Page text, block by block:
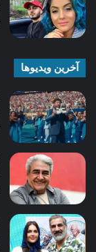
آخرین ویدیوها